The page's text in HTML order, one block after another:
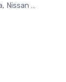
Nissan …